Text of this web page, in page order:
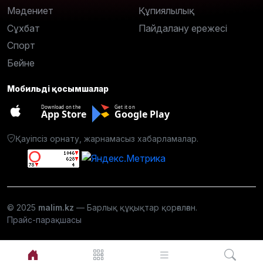
Мәдениет
Сұхбат
Спорт
Бейне
Құпиялылық
Пайдалану ережесі
Мобильді қосымшалар
Download on the
App Store
Get it on
Google Play
Қауіпсіз орнату, жарнамасыз хабарламалар.
© 2025 malim.kz — Барлық құқықтар қорғалған.
Прайс-парақшасы